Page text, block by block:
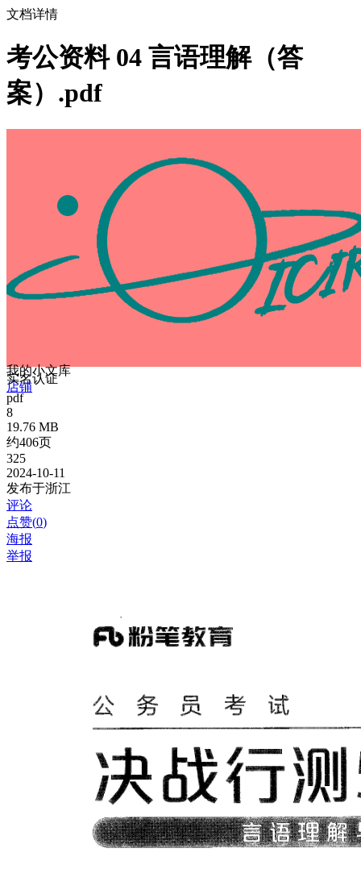
文档详情
考公资料 04 言语理解（答
案）.pdf
我的小文库
实名认证
店铺
pdf
8
19.76 MB
约406页
325
2024-10-11
发布于浙江
评论
点赞(0)
海报
举报